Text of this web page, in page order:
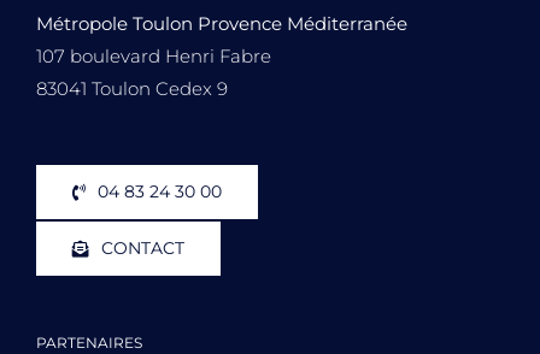
Métropole Toulon Provence Méditerranée
107 boulevard Henri Fabre
83041 Toulon Cedex 9
04 83 24 30 00
CONTACT
PARTENAIRES